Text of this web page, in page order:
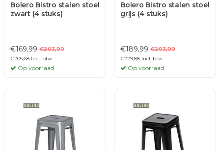
Bolero Bistro stalen stoel
zwart (4 stuks)
€169,99 €203,99
€205,68 Incl. btw
Op voorraad
Bolero Bistro stalen stoel
grijs (4 stuks)
€189,99 €203,99
€229,88 Incl. btw
Op voorraad